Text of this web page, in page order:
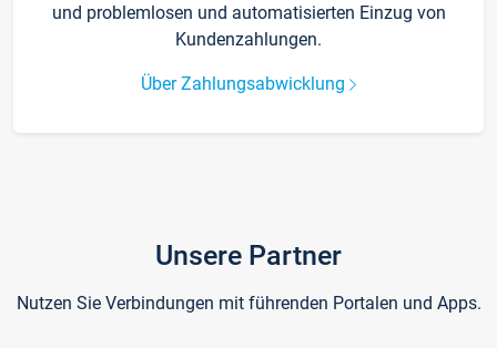
und problemlosen und automatisierten Einzug von
Kundenzahlungen.
Über Zahlungsabwicklung
Unsere Partner
Nutzen Sie Verbindungen mit führenden Portalen und Apps.